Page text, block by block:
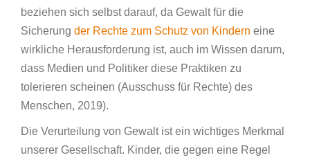
beziehen sich selbst darauf, da Gewalt für die
Sicherung der Rechte zum Schutz von Kindern eine
wirkliche Herausforderung ist, auch im Wissen darum,
dass Medien und Politiker diese Praktiken zu
tolerieren scheinen (Ausschuss für Rechte) des
Menschen, 2019).
Die Verurteilung von Gewalt ist ein wichtiges Merkmal
unserer Gesellschaft. Kinder, die gegen eine Regel